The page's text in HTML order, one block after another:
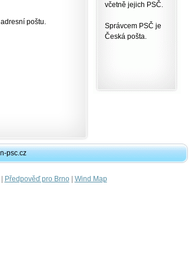
poštu.
včetně jejich PSČ.
Správcem PSČ je
Česká pošta.
psc.cz
| Předpověď pro Brno| Wind Map